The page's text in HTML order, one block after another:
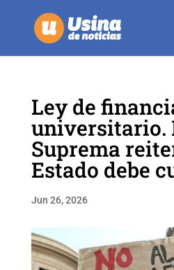
Ley de
universitario.
Suprema
Estado debe
Jun 26, 2026